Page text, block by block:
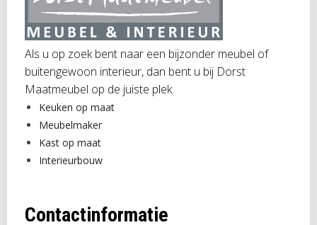
Als u op zoek bent naar een bijzonder meubel of
buitengewoon interieur, dan bent u bij Dorst
Maatmeubel op de juiste plek.
Keuken op maat
Meubelmaker
Kast op maat
Interieurbouw
Contactinformatie